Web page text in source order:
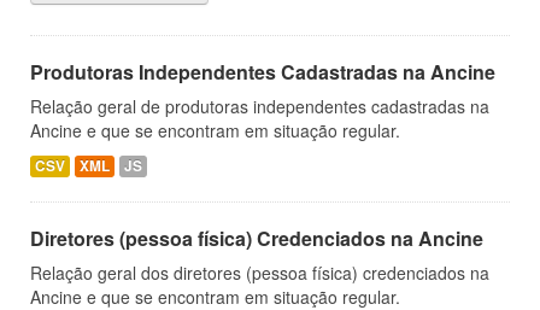
Produtoras Independentes Cadastradas na Ancine
Relação geral de produtoras independentes cadastradas na
Ancine e que se encontram em situação regular.
CSV XML JS
Diretores (pessoa física) Credenciados na Ancine
Relação geral dos diretores (pessoa física) credenciados na
Ancine e que se encontram em situação regular.